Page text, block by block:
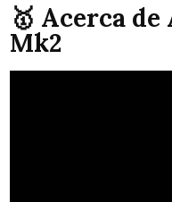
🥇 Acerca
Mk2